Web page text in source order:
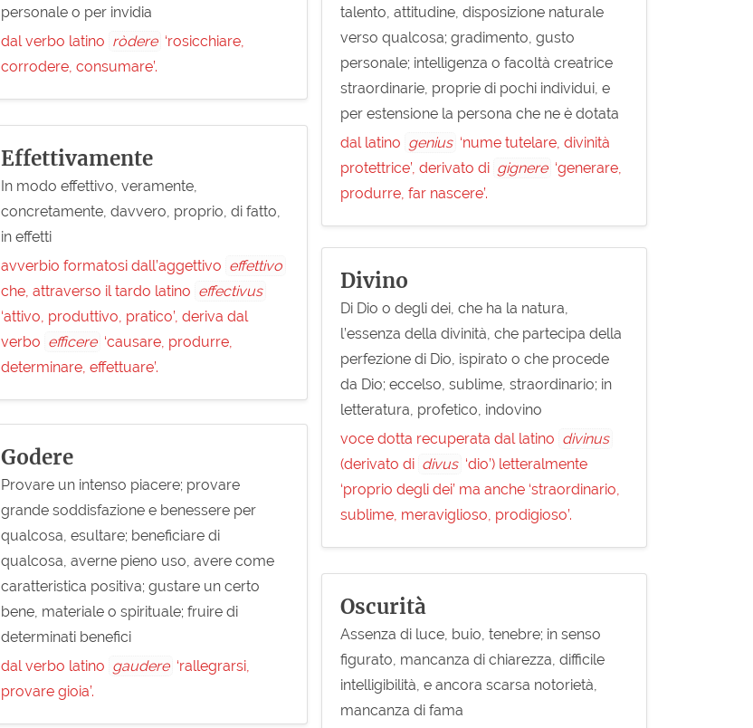
personale o per invidia
dal verbo latino ròdere ‘rosicchiare,
corrodere, consumare’.
talento, attitudine, disposizione naturale
verso qualcosa; gradimento, gusto
personale; intelligenza o facoltà creatrice
straordinarie, proprie di pochi individui, e
per estensione la persona che ne è dotata
dal latino genius ‘nume tutelare, divinità
protettrice’, derivato di gignere ‘generare,
produrre, far nascere’.
Effettivamente
In modo effettivo, veramente,
concretamente, davvero, proprio, di fatto,
in effetti
avverbio formatosi dall’aggettivo effettivo
che, attraverso il tardo latino effectivus
‘attivo, produttivo, pratico’, deriva dal
verbo efficere ‘causare, produrre,
determinare, effettuare’.
Divino
Di Dio o degli dei, che ha la natura,
l’essenza della divinità, che partecipa della
perfezione di Dio, ispirato o che procede
da Dio; eccelso, sublime, straordinario; in
letteratura, profetico, indovino
voce dotta recuperata dal latino divinus
(derivato di divus ‘dio’) letteralmente
‘proprio degli dei’ ma anche ‘straordinario,
sublime, meraviglioso, prodigioso’.
Godere
Provare un intenso piacere; provare
grande soddisfazione e benessere per
qualcosa, esultare; beneficiare di
qualcosa, averne pieno uso, avere come
caratteristica positiva; gustare un certo
bene, materiale o spirituale; fruire di
determinati benefici
dal verbo latino gaudere ‘rallegrarsi,
provare gioia’.
Oscurità
Assenza di luce, buio, tenebre; in senso
figurato, mancanza di chiarezza, difficile
intelligibilità, e ancora scarsa notorietà,
mancanza di fama